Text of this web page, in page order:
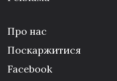
Про нас
Поскаржитися
Facebook